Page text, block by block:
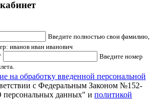
Введите полностью свои фамилию,
иванов иван иванович
Введите номер
на обработку введенной персональной
с Федеральным Законом №152-
данных" и политикой